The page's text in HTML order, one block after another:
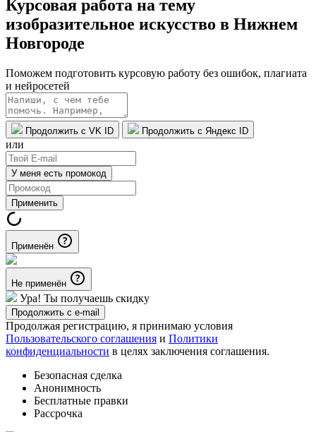
Курсовая работа на тему
изобразительное искусство в Нижнем
Новгороде
Поможем подготовить курсовую работу без ошибок, плагиата
и нейросетей
Продолжить с VK ID Продолжить с Яндекс ID
или
У меня есть промокод
Применить
Применён
Не применён
Ура! Ты получаешь скидку
Продолжить с e-mail
Продолжая регистрацию, я принимаю условия
Пользовательского соглашения и Политики
конфиденциальности в целях заключения соглашения.
Безопасная сделка
Анонимность
Бесплатные правки
Рассрочка